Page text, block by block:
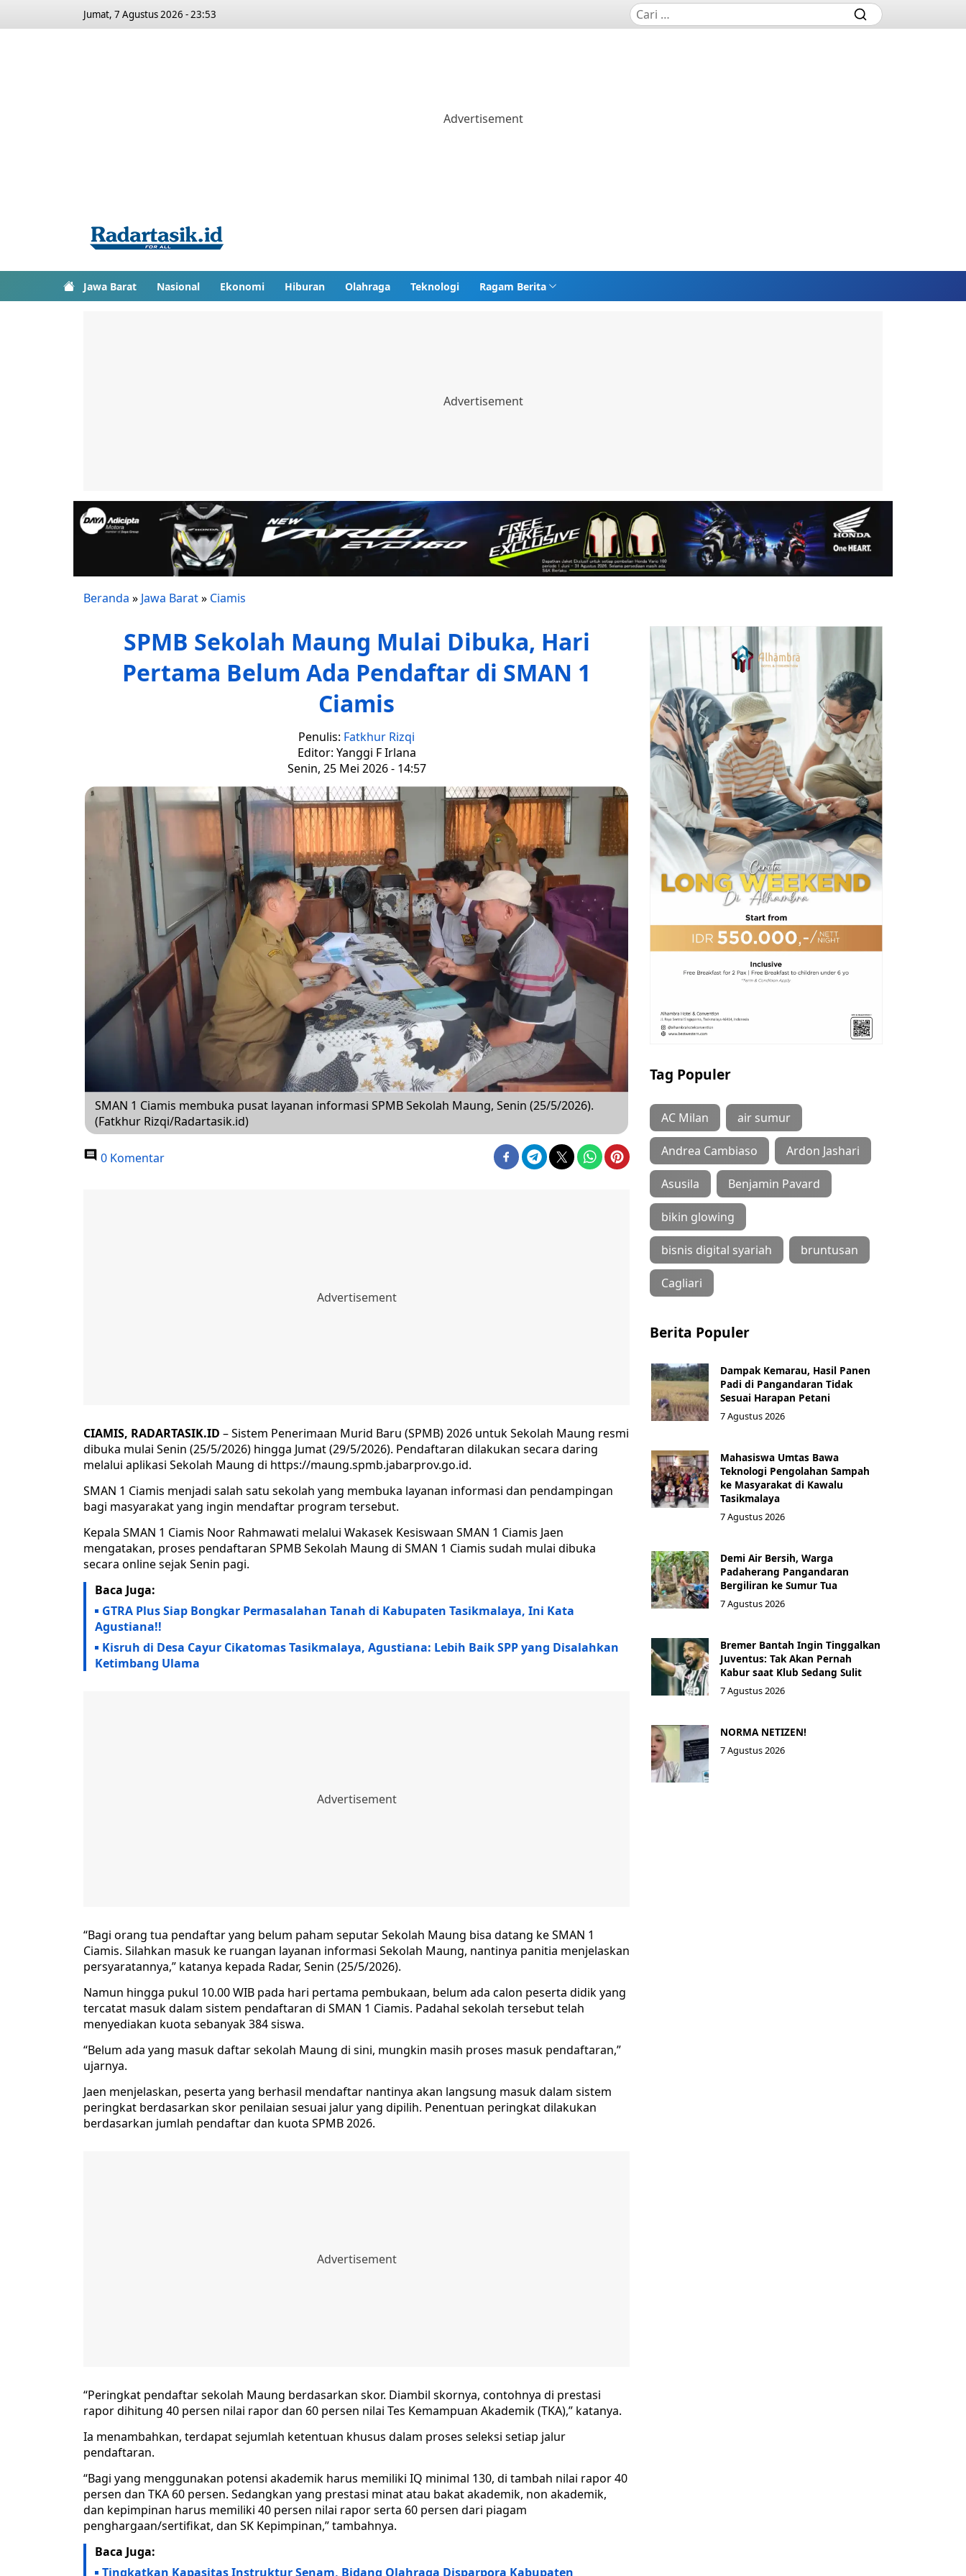
Jumat, 7 Agustus 2026 - 23:53
Jawa Barat Nasional Ekonomi Hiburan Olahraga Teknologi Ragam Berita
Beranda » Jawa Barat» Ciamis
SPMB Sekolah Maung Mulai Dibuka, Hari
Pertama Belum Ada Pendaftar di SMAN 1
Ciamis
Penulis: Fatkhur Rizqi
Editor: Yanggi F Irlana
Senin, 25 Mei 2026 - 14:57
SMAN 1 Ciamis membuka pusat layanan informasi SPMB Sekolah Maung, Senin (25/5/2026).
(Fatkhur Rizqi/Radartasik.id)
0 Komentar
CIAMIS, RADARTASIK.ID – Sistem Penerimaan Murid Baru (SPMB) 2026 untuk Sekolah Maung resmi
dibuka mulai Senin (25/5/2026) hingga Jumat (29/5/2026). Pendaftaran dilakukan secara daring
melalui aplikasi Sekolah Maung di https://maung.spmb.jabarprov.go.id.
SMAN 1 Ciamis menjadi salah satu sekolah yang membuka layanan informasi dan pendampingan
bagi masyarakat yang ingin mendaftar program tersebut.
Kepala SMAN 1 Ciamis Noor Rahmawati melalui Wakasek Kesiswaan SMAN 1 Ciamis Jaen
mengatakan, proses pendaftaran SPMB Sekolah Maung di SMAN 1 Ciamis sudah mulai dibuka
secara online sejak Senin pagi.
Baca Juga:
GTRA Plus Siap Bongkar Permasalahan Tanah di Kabupaten Tasikmalaya, Ini Kata
Agustiana!!
Kisruh di Desa Cayur Cikatomas Tasikmalaya, Agustiana: Lebih Baik SPP yang Disalahkan
Ketimbang Ulama
“Bagi orang tua pendaftar yang belum paham seputar Sekolah Maung bisa datang ke SMAN 1
Ciamis. Silahkan masuk ke ruangan layanan informasi Sekolah Maung, nantinya panitia menjelaskan
persyaratannya,” katanya kepada Radar, Senin (25/5/2026).
Namun hingga pukul 10.00 WIB pada hari pertama pembukaan, belum ada calon peserta didik yang
tercatat masuk dalam sistem pendaftaran di SMAN 1 Ciamis. Padahal sekolah tersebut telah
menyediakan kuota sebanyak 384 siswa.
“Belum ada yang masuk daftar sekolah Maung di sini, mungkin masih proses masuk pendaftaran,”
ujarnya.
Jaen menjelaskan, peserta yang berhasil mendaftar nantinya akan langsung masuk dalam sistem
peringkat berdasarkan skor penilaian sesuai jalur yang dipilih. Penentuan peringkat dilakukan
berdasarkan jumlah pendaftar dan kuota SPMB 2026.
“Peringkat pendaftar sekolah Maung berdasarkan skor. Diambil skornya, contohnya di prestasi
rapor dihitung 40 persen nilai rapor dan 60 persen nilai Tes Kemampuan Akademik (TKA),” katanya.
Ia menambahkan, terdapat sejumlah ketentuan khusus dalam proses seleksi setiap jalur
pendaftaran.
“Bagi yang menggunakan potensi akademik harus memiliki IQ minimal 130, di tambah nilai rapor 40
persen dan TKA 60 persen. Sedangkan yang prestasi minat atau bakat akademik, non akademik,
dan kepimpinan harus memiliki 40 persen nilai rapor serta 60 persen dari piagam
penghargaan/sertifikat, dan SK Kepimpinan,” tambahnya.
Baca Juga:
Tingkatkan Kapasitas Instruktur Senam, Bidang Olahraga Disparpora Kabupaten
Tag Populer
AC Milan air sumur
Andrea Cambiaso Ardon Jashari
Asusila Benjamin Pavard
bikin glowing
bisnis digital syariah bruntusan
Cagliari
Berita Populer
Dampak Kemarau, Hasil Panen
Padi di Pangandaran Tidak
Sesuai Harapan Petani
7 Agustus 2026
Mahasiswa Umtas Bawa
Teknologi Pengolahan Sampah
ke Masyarakat di Kawalu
Tasikmalaya
7 Agustus 2026
Demi Air Bersih, Warga
Padaherang Pangandaran
Bergiliran ke Sumur Tua
7 Agustus 2026
Bremer Bantah Ingin Tinggalkan
Juventus: Tak Akan Pernah
Kabur saat Klub Sedang Sulit
7 Agustus 2026
NORMA NETIZEN!
7 Agustus 2026